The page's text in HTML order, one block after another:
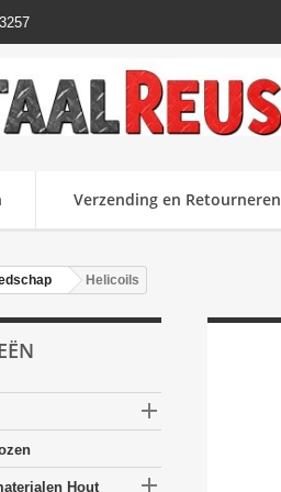
Verzending en Retourneren
Helicoils

Hout 